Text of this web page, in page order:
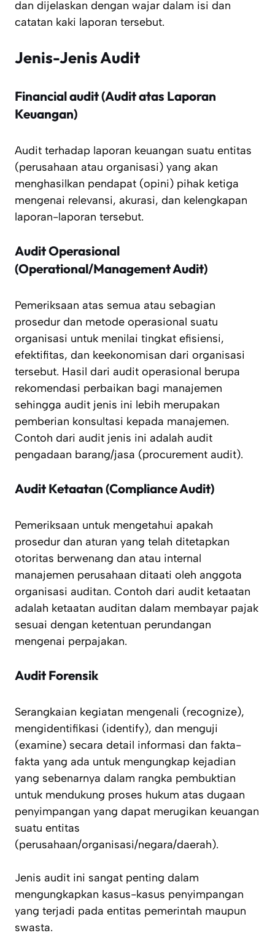
dan dijelaskan dengan wajar dalam isi dan
catatan kaki laporan tersebut.
Jenis-Jenis Audit
Financial audit (Audit atas Laporan
Keuangan)
Audit terhadap laporan keuangan suatu entitas
(perusahaan atau organisasi) yang akan
menghasilkan pendapat (opini) pihak ketiga
mengenai relevansi, akurasi, dan kelengkapan
laporan-laporan tersebut.
Audit Operasional
(Operational/Management Audit)
Pemeriksaan atas semua atau sebagian
prosedur dan metode operasional suatu
organisasi untuk menilai tingkat efisiensi,
efektifitas, dan keekonomisan dari organisasi
tersebut. Hasil dari audit operasional berupa
rekomendasi perbaikan bagi manajemen
sehingga audit jenis ini lebih merupakan
pemberian konsultasi kepada manajemen.
Contoh dari audit jenis ini adalah audit
pengadaan barang/jasa (procurement audit).
Audit Ketaatan (Compliance Audit)
Pemeriksaan untuk mengetahui apakah
prosedur dan aturan yang telah ditetapkan
otoritas berwenang dan atau internal
manajemen perusahaan ditaati oleh anggota
organisasi auditan. Contoh dari audit ketaatan
adalah ketaatan auditan dalam membayar pajak
sesuai dengan ketentuan perundangan
mengenai perpajakan.
Audit Forensik
Serangkaian kegiatan mengenali (recognize),
mengidentifikasi (identify), dan menguji
(examine) secara detail informasi dan fakta-
fakta yang ada untuk mengungkap kejadian
yang sebenarnya dalam rangka pembuktian
untuk mendukung proses hukum atas dugaan
penyimpangan yang dapat merugikan keuangan
suatu entitas
(perusahaan/organisasi/negara/daerah).
Jenis audit ini sangat penting dalam
mengungkapkan kasus-kasus penyimpangan
yang terjadi pada entitas pemerintah maupun
swasta.